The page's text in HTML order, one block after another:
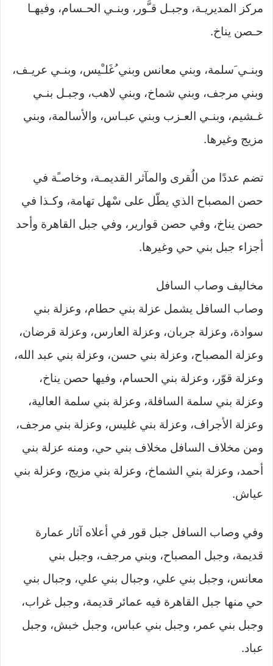
مركز المديريـة، وجبـل قـَّور، وبنـي الحـسام، وفيهـا
حـصن يناخ.
وبنـي َسلمة، وبني معانس وبني ُغَلـْيس، وبنـي عريـف،
وبني مرجف، وبني شماخ، وبني لاهب، وجبـل بنـي
غـشيم، وبنـي العـزب وبني عبـاس، والأسالمة، وبني
مزيج وغيرها.
تضم عددًا من الُقرى والمآثر القديمـة، وخاصـًة في
حصن المصباح الذي يطّل على سْهل تهامة، وكـذا في
حصن يناخ، وفي حصن قوارير، وفي جبل القاهرة وأحد
أجزاء جبل بني حي وغيرها.
مخاليف وصاب السافل
وصاب السافل يشمل عزلة بني حطام، وعزلة بني
سوادة، وعزلة جربان، وعزلة العارس، وعزلة قرضان،
وعزلة المصباح، وعزلة بني حسن، وعزلة بني عبد الله،
وعزلة قوّر، وعزلة بني الحسام، وفيها حصن يناخ،
وعزلة بني سلمة السافلة، وعزلة بني سلمة العالية،
وعزلة الأجراف، وعزلة بني غليس، وعزلة بني مرجف،
ومن مخلاف السافل مخلاف بني حي، ومنه عزلة بني
أحمد، وعزلة بني الشماخ، وعزلة بني مزيج، وعزلة بني
عياش.
وفي وصاب السافل جبل قور في أعلاه آثار عمارة
قديمة، وجبل المصباح، وبني مرجف، وجبل بني
معانس، وجبل بني علي، وجبال بني علي، وجبال بني
حي منها جبل القاهرة فيه عمائر قديمة، وجبل غراب،
وجبل بني عمر، وجبل بني عباس، وجبل خبش، وجبل
عباد.